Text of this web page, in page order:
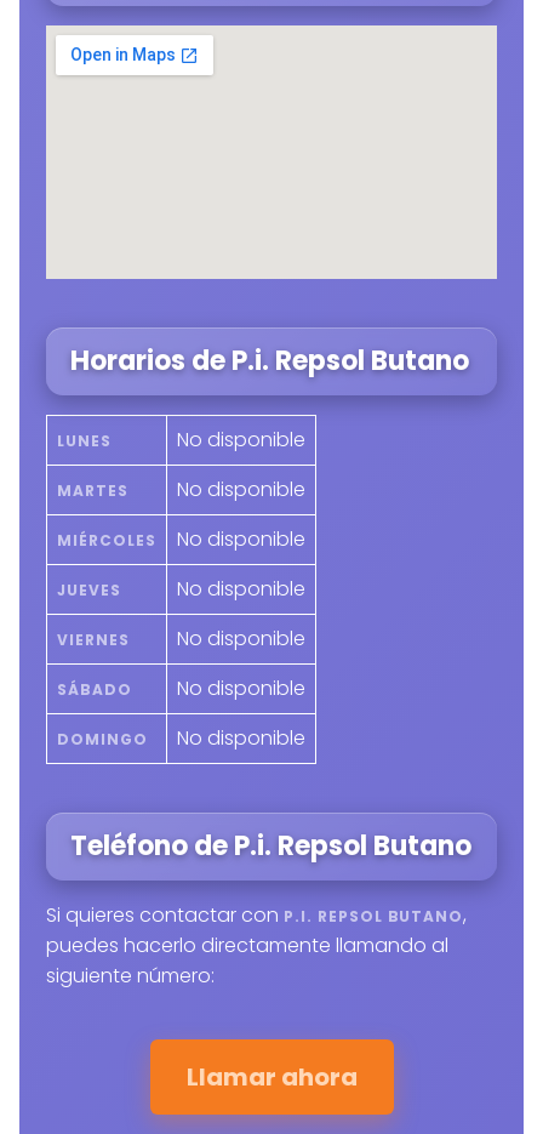
Horarios de P.i. Repsol Butano
LUNES No disponible
MARTES No disponible
MIÉRCOLES No disponible
JUEVES No disponible
VIERNES No disponible
SÁBADO No disponible
DOMINGO No disponible
Teléfono de P.i. Repsol Butano
Si quieres contactar con P.I. REPSOL BUTANO,
puedes hacerlo directamente llamando al
siguiente número:
Llamar ahora